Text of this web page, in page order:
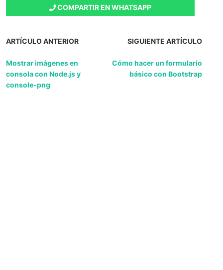
COMPARTIR EN WHATSAPP
ARTÍCULO ANTERIOR
Mostrar imágenes en
consola con Node.js y
console-png
SIGUIENTE ARTÍCULO
Cómo hacer un formulario
básico con Bootstrap